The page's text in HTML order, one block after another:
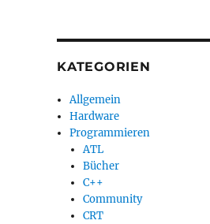
KATEGORIEN
Allgemein
Hardware
Programmieren
ATL
Bücher
C++
Community
CRT